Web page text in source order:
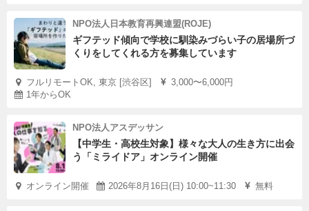
NPO法人日本教育再興連盟(ROJE)
ギフテッド傾向で学校に馴染みづらい子の居場所づ
くりをしてくれる方を募集しています
フルリモートOK, 東京 [渋谷区]
3,000〜6,000円
1年からOK
NPO法人アスデッサン
【中学生・高校生対象】様々な大人の生き方に出会
う「ミライドア」オンライン開催
オンライン開催 2026年8月16日(日) 10:00~11:30 無料